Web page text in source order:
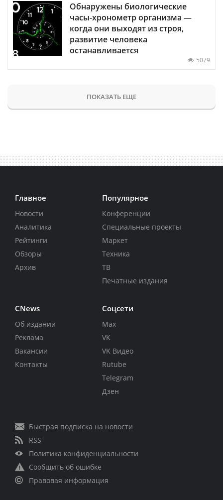
Обнаружены биологические
часы-хронометр организма —
когда они выходят из строя,
развитие человека
останавливается
5079
ПОКАЗАТЬ ЕЩЕ
Главное
Новости
Аналитика
Рейтинги
Обзоры
Архив
Популярное
Конференции
Специальные проекты
Маркет
Техника
ТВ
Печатные издания
CNews
Об издании
Реклама
Вакансии
Контакты
Соцсети
Max
VK
VK Видео
Rutube
Telegram
Дзен
Быстрая подписка на новости
RSS
Политика конфиденциальности
Сообщить об ошибке
Правовая информация